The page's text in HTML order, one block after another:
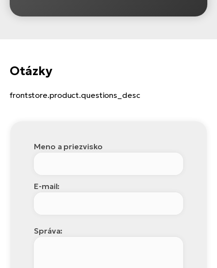
Otázky
frontstore.product.questions_desc
Meno a priezvisko
E-mail:
Správa: